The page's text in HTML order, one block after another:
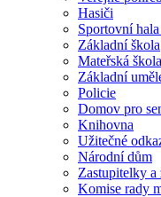
Hasiči
Sportovní hala
Základní škola
Mateřská škola
Základní
Policie
Domov pro
Knihovna
Užitečné
Národní dům
Zastupitelky a
Komise rady